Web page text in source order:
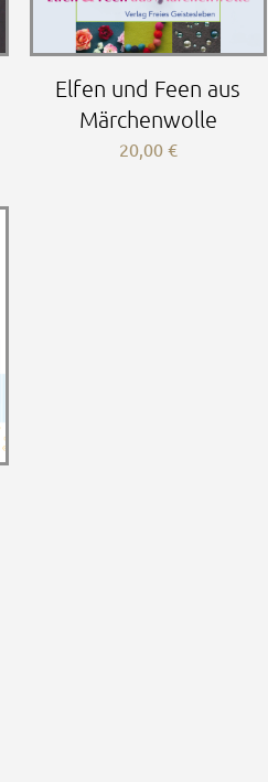
Elfen und Feen aus
Märchenwolle
20,00 €